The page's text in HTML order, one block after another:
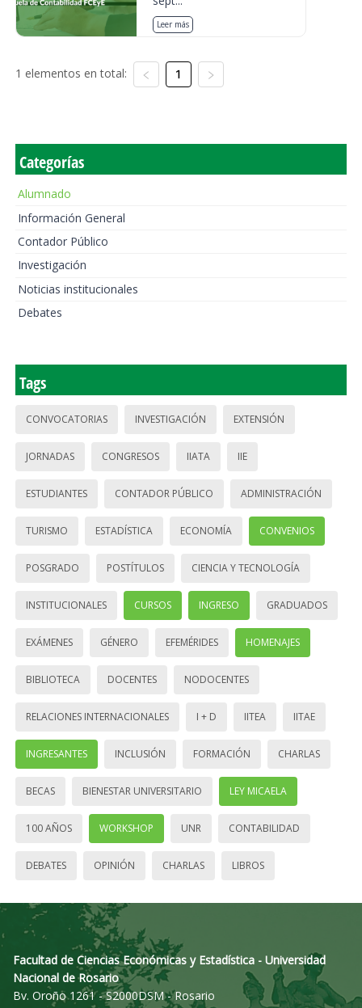
Leer más
1 elementos en total: 1
Categorías
Alumnado
Información General
Contador Público
Investigación
Noticias institucionales
Debates
Tags
CONVOCATORIAS INVESTIGACIÓN EXTENSIÓN
JORNADAS CONGRESOS IIATA IIE
ESTUDIANTES CONTADOR PÚBLICO ADMINISTRACIÓN
TURISMO ESTADÍSTICA ECONOMÍA CONVENIOS
POSGRADO POSTÍTULOS CIENCIA Y TECNOLOGÍA
INSTITUCIONALES CURSOS INGRESO GRADUADOS
EXÁMENES GÉNERO EFEMÉRIDES HOMENAJES
BIBLIOTECA DOCENTES NODOCENTES
RELACIONES INTERNACIONALES I + D IITEA IITAE
INGRESANTES INCLUSIÓN FORMACIÓN CHARLAS
BECAS BIENESTAR UNIVERSITARIO LEY MICAELA
100 AÑOS WORKSHOP UNR CONTABILIDAD
DEBATES OPINIÓN CHARLAS LIBROS
Facultad de Ciencias Económicas y Estadística - Universidad
Nacional de Rosario
Bv. Oroño 1261 - S2000DSM - Rosario